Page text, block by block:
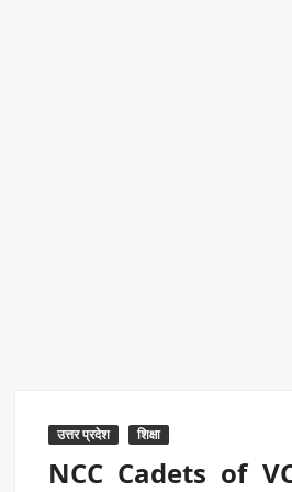
BPCL Ethanol Case: इथेनॉल आवंटन
उत्तर प्रदेश शिक्षा
NCC Cadets of